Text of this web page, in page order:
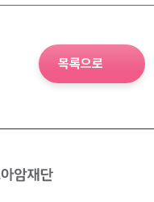
목록으로